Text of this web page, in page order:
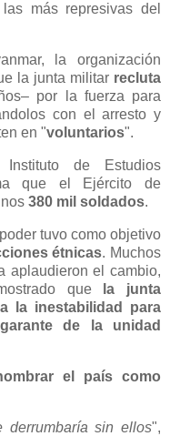
más represivas del
la organización
la junta militar recluta
por la fuerza para
con el arresto y
en "voluntarios".
de Estudios
que el Ejército de
380 mil soldados.
tuvo como objetivo
étnicas. Muchos
aplaudieron el cambio,
que
la junta
la inestabilidad para
de la unidad
el país como
sin ellos",